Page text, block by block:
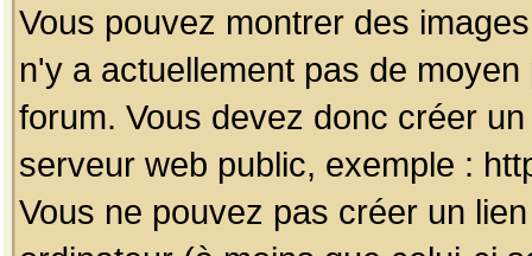
Vous pouvez montrer des
n'y a actuellement pas de
forum. Vous devez donc créer
serveur web public, exemple :
Vous ne pouvez pas créer un